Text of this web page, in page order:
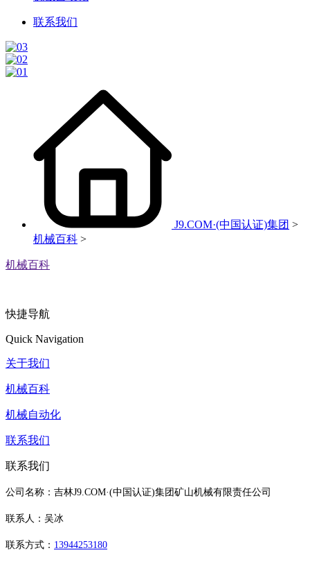
联系我们
J9.COM·(中国认证)集团 >
机械百科 >
机械百科
快捷导航
Quick Navigation
关于我们
机械百科
机械自动化
联系我们
联系我们
公司名称：吉林J9.COM·(中国认证)集团矿山机械有限责任公司
联系人：吴冰
联系方式： 13944253180